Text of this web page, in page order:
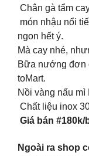
Chân gà tẩm
món nhậu nổi
ngon hết ý.
Mà cay nhé,
Bữa nướng đơn
toMart.
Nồi vàng nấu mì
Chất liệu inox
Giá bán #180k/
Ngoài ra shop